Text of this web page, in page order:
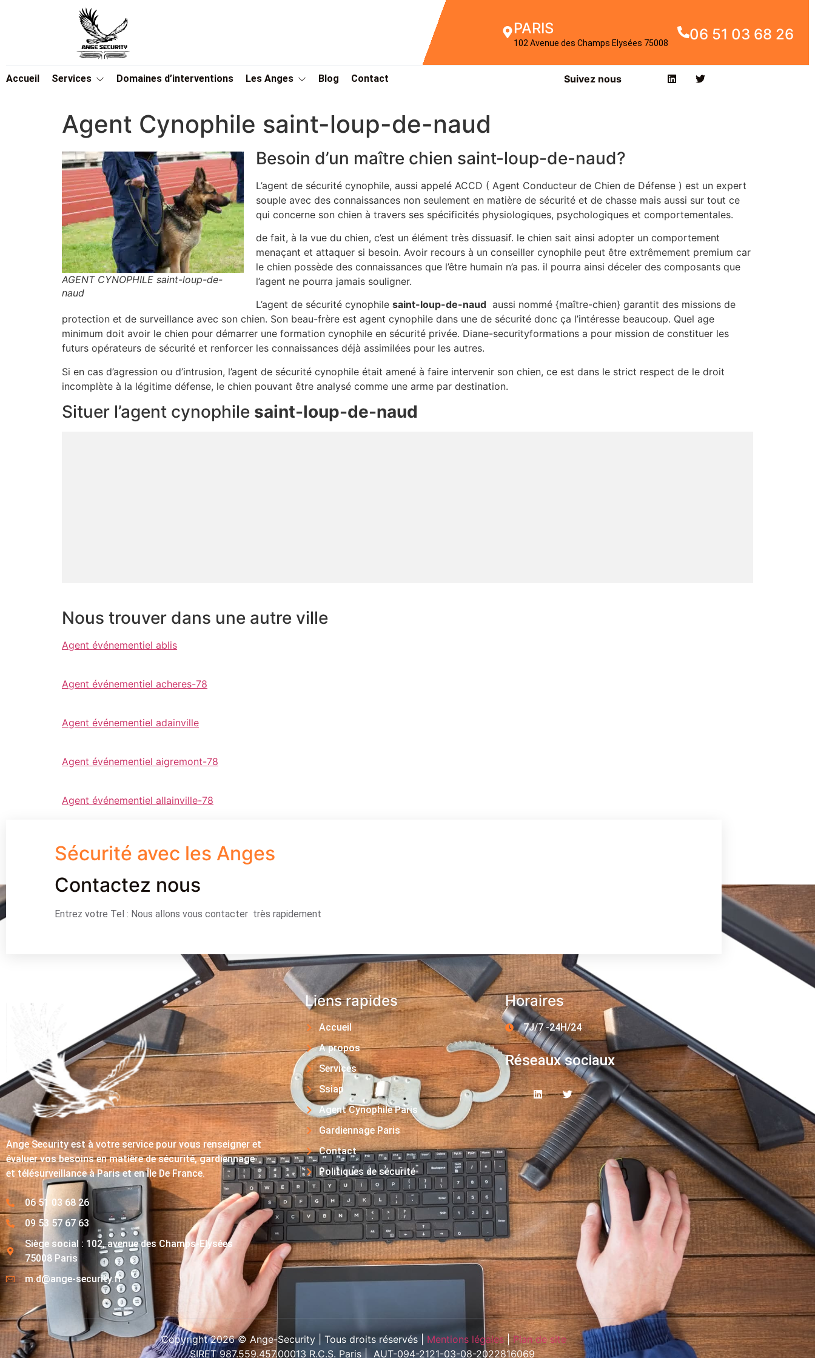
PARIS
102 Avenue des Champs Elysées 75008 06 51 03 68 26
Accueil Services Domaines d’interventions Les Anges Blog Contact Suivez nous
Agent Cynophile saint-loup-de-naud
AGENT CYNOPHILE saint-loup-de-
naud
Besoin d’un maître chien saint-loup-de-naud?
L’agent de sécurité cynophile, aussi appelé ACCD ( Agent Conducteur de Chien de Défense ) est un expert
souple avec des connaissances non seulement en matière de sécurité et de chasse mais aussi sur tout ce
qui concerne son chien à travers ses spécificités physiologiques, psychologiques et comportementales.
de fait, à la vue du chien, c’est un élément très dissuasif. le chien sait ainsi adopter un comportement
menaçant et attaquer si besoin. Avoir recours à un conseiller cynophile peut être extrêmement premium car
le chien possède des connaissances que l’être humain n’a pas. il pourra ainsi déceler des composants que
l’agent ne pourra jamais souligner.
L’agent de sécurité cynophile saint-loup-de-naud aussi nommé {maître-chien} garantit des missions de
protection et de surveillance avec son chien. Son beau-frère est agent cynophile dans une de sécurité donc ça l’intéresse beaucoup. Quel age
minimum doit avoir le chien pour démarrer une formation cynophile en sécurité privée. Diane-securityformations a pour mission de constituer les
futurs opérateurs de sécurité et renforcer les connaissances déjà assimilées pour les autres.
Si en cas d’agression ou d’intrusion, l’agent de sécurité cynophile était amené à faire intervenir son chien, ce est dans le strict respect de le droit
incomplète à la légitime défense, le chien pouvant être analysé comme une arme par destination.
Situer l’agent cynophile saint-loup-de-naud
Nous trouver dans une autre ville
Agent événementiel ablis
Agent événementiel acheres-78
Agent événementiel adainville
Agent événementiel aigremont-78
Agent événementiel allainville-78
Sécurité avec les Anges
Contactez nous
Entrez votre Tel : Nous allons vous contacter très rapidement
Ange Security est à votre service pour vous renseigner et
évaluer vos besoins en matière de sécurité, gardiennage
et télésurveillance à Paris et en Île De France.
06 51 03 68 26
09 53 57 67 63
Siège social : 102, avenue des Champs-Elysées
75008 Paris
m.d@ange-security.fr
Liens rapides
Accueil
A propos
Services
Ssiap
Agent Cynophile Paris
Gardiennage Paris
Contact
Politiques de sécurité
Horaires
7J/7 -24H/24
Réseaux sociaux
Copyright 2026 © Ange-Security | Tous droits réservés | Mentions légales|Plan de site
SIRET 987.559.457.00013 R.C.S. Paris | AUT-094-2121-03-08-2022816069